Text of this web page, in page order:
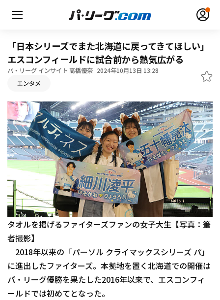
無料アカウント登録
HOME
動画
日程・結果
順位表･成績
1軍公式戦
ファーム東地区
ファーム中地区
ファーム西地区
交流戦
選手名鑑
選手名鑑トップ
北海道日本ハムファイターズ
東北楽天ゴールデンイーグルス
ニュース
「日本シリーズでまた北海道に戻ってきてほしい」
エスコンフィールドに試合前から熱気広がる
パ・リーグ インサイト 高橋優奈 2024年10月13日 13:28
エンタメ
タオルを掲げるファイターズファンの女子大生【写真：筆
者撮影】
2018年以来の「パーソル クライマックスシリーズ パ」
に進出したファイターズ。本拠地を置く北海道での開催は
パ・リーグ優勝を果たした2016年以来で、エスコンフィ
ールドでは初めてとなった。